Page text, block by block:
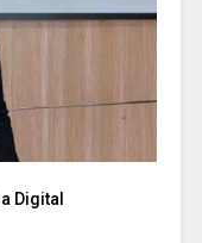
Digital